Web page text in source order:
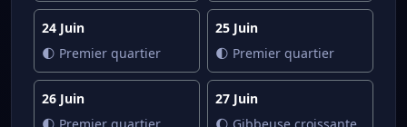
24 Juin
🌓 Premier quartier
25 Juin
🌓 Premier quartier
26 Juin
27 Juin